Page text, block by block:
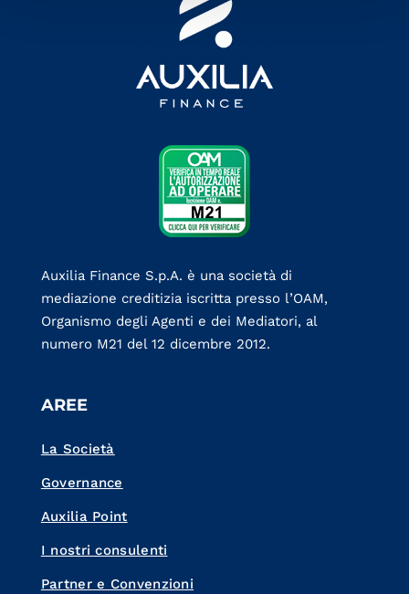
Auxilia Finance S.p.A. è una società di
mediazione creditizia iscritta presso l’OAM,
Organismo degli Agenti e dei Mediatori, al
numero M21 del 12 dicembre 2012.
AREE
La Società
Governance
Auxilia Point
I nostri consulenti
Partner e Convenzioni